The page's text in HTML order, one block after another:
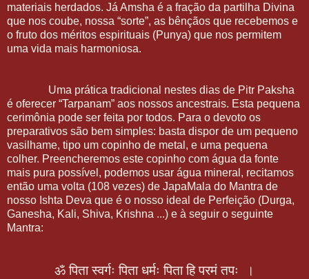
materiais herdados. Já Amsha é a fração da partilha Divina
que nos coube, nossa “sorte”, as bênçãos que recebemos e
o fruto dos méritos espirituais (Punya) que nos permitem
uma vida mais harmoniosa.
Uma prática tradicional nestes dias de Pitr Paksha
é oferecer “Tarpanam” aos nossos ancestrais. Esta pequena
cerimônia pode ser feita por todos. Para o devoto os
preparativos são bem simples: basta dispor de um pequeno
vasilhame, tipo um copinho de metal, e uma pequena
colher. Preencheremos este copinho com água da fonte
mais pura possível, podemos usar água mineral, recitamos
então uma volta (108 vezes) de JapaMala do Mantra de
nosso Ishta Deva que é o nosso ideal de Perfeição (Durga,
Ganesha, Kali, Shiva, Krishna ...) e à seguir o seguinte
Mantra:
ॐ पिता स्वर्गः पिता धर्मः पिता हि परमं तपः ।